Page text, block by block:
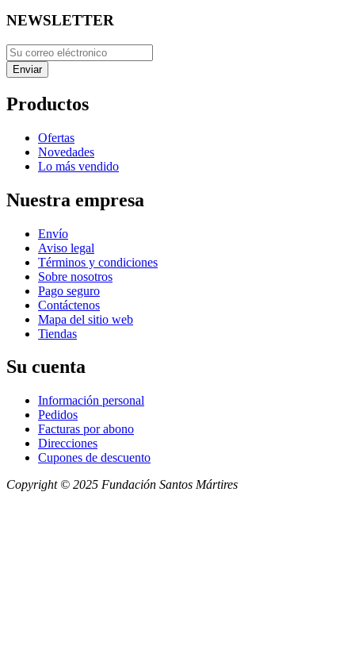
NEWSLETTER
Productos
Ofertas
Novedades
Lo más vendido
Nuestra empresa
Envío
Aviso legal
Términos y condiciones
Sobre nosotros
Pago seguro
Contáctenos
Mapa del sitio web
Tiendas
Su cuenta
Información personal
Pedidos
Facturas por abono
Direcciones
Cupones de descuento
Copyright © 2025 Fundación Santos Mártires